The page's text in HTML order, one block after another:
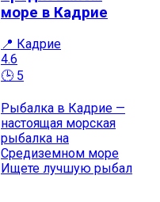
море в Кадрие
📍 Кадрие
4.6
🕒 5
Рыбалка в Кадрие —
настоящая морская
рыбалка на
Средиземном море
Ищете лучшую рыбал